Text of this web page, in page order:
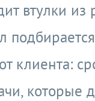
втулки из
клиента:
которые